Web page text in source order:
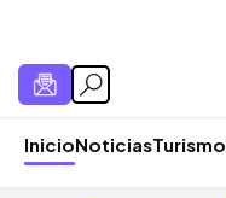
InicioNoticiasTurismo